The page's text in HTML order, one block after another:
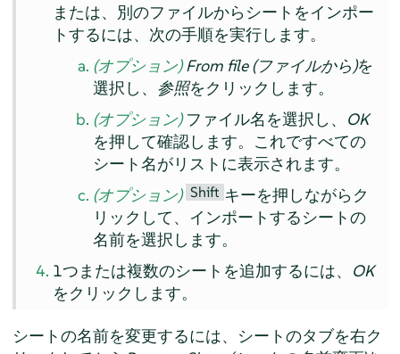
または、別のファイルからシートをインポー
トするには、次の手順を実行します。
(オプション) From file (ファイルから)を
選択し、 参照をクリックします。
(オプション)ファイル名を選択し、 OK
を押して確認します。これですべての
シート名がリストに表示されます。
(オプション) Shift キーを押しながらク
リックして、インポートするシートの
名前を選択します。
1つまたは複数のシートを追加するには、 OK
をクリックします。
シートの名前を変更するには、シートのタブを右ク